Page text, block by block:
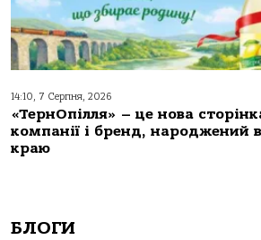
14:10, 7 Серпня, 2026
«ТернОпілля» – це нова
компанії і бренд, народжений
краю
БЛОГИ